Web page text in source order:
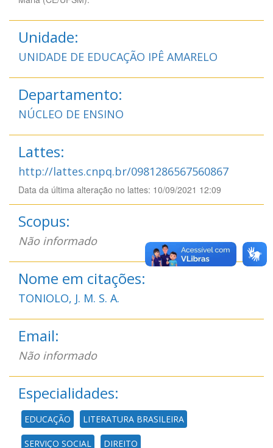
Unidade:
UNIDADE DE EDUCAÇÃO IPÊ AMARELO
Departamento:
NÚCLEO DE ENSINO
Lattes:
http://lattes.cnpq.br/0981286567560867
Data da última alteração no lattes: 10/09/2021 12:09
Scopus:
Não informado
Nome em citações:
TONIOLO, J. M. S. A.
Email:
Não informado
Especialidades:
EDUCAÇÃO LITERATURA BRASILEIRA
SERVIÇO SOCIAL DIREITO